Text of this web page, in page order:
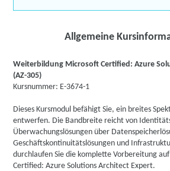
Allgemeine
Weiterbildung Microsoft Certified: Azure
(AZ-305)
Kursnummer: E-3674-1
Dieses Kursmodul befähigt Sie, ein breites
entwerfen. Die Bandbreite reicht von
Überwachungslösungen über
Geschäftskontinuitätslösungen und
durchlaufen Sie die komplette Vorbereitung
Certified: Azure Solutions Architect Expert.